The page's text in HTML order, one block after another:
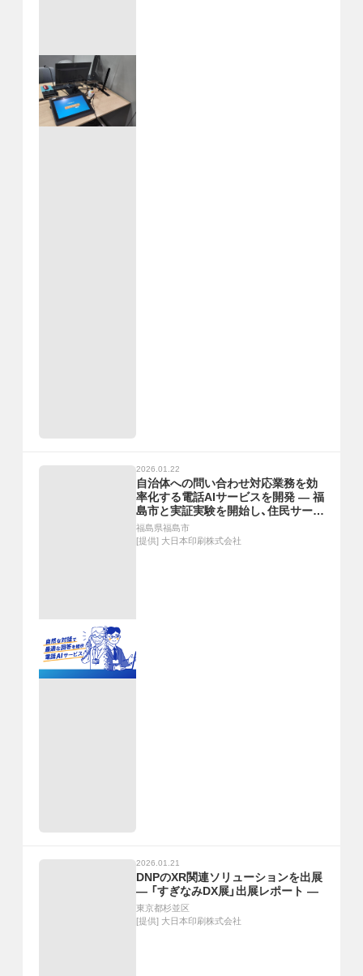
2026.01.22
自治体への問い合わせ対応業務を効
率化する電話AIサービスを開発 ― 福
島市と実証実験を開始し、住民サービ
スの質の向上を目指す ―
福島県福島市
[提供] 大日本印刷株式会社
2026.01.21
DNPのXR関連ソリューションを出展
― 「すぎなみDX展」出展レポート ―
東京都杉並区
[提供] 大日本印刷株式会社